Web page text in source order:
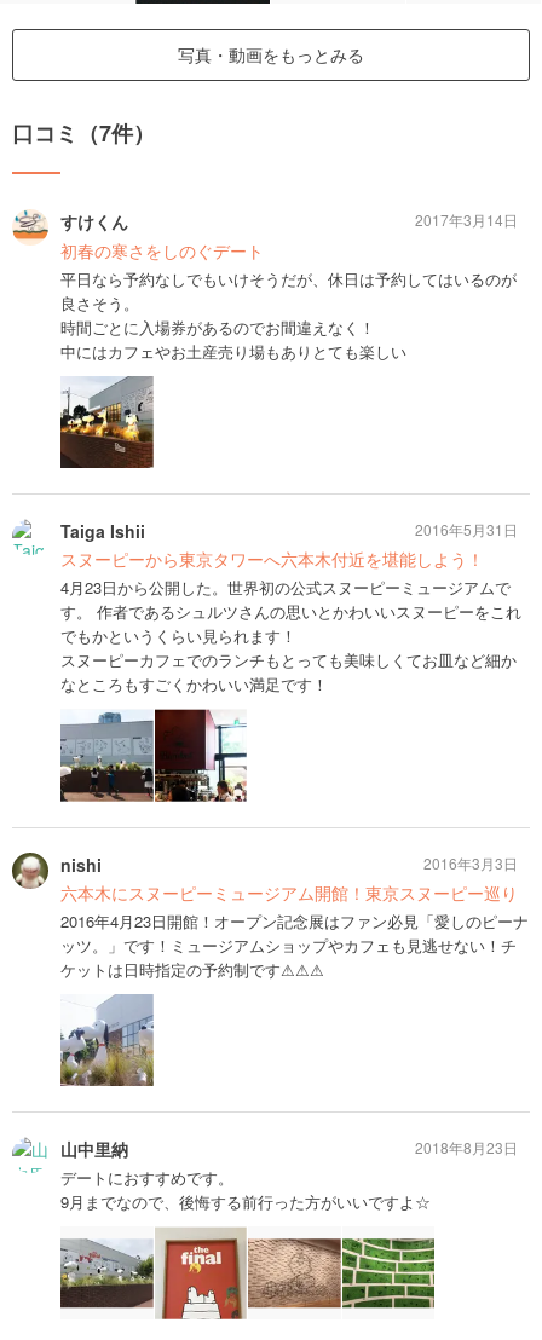
写真・動画をもっとみる
口コミ（7件）
すけくん
初春の寒さをしのぐデート
平日なら予約なしでもいけそうだが、休日は予約してはいるのが
良さそう。
時間ごとに入場券があるのでお間違えなく！
中にはカフェやお土産売り場もありとても楽しい
2017年3月14日
Taiga Ishii
スヌーピーから東京タワーへ六本木付近を堪能しよう！
4月23日から公開した。世界初の公式スヌーピーミュージアムで
す。 作者であるシュルツさんの思いとかわいいスヌーピーをこれ
でもかというくらい見られます！
スヌーピーカフェでのランチもとっても美味しくてお皿など細か
なところもすごくかわいい満足です！
2016年5月31日
nishi
六本木にスヌーピーミュージアム開館！東京スヌーピー巡り
2016年4月23日開館！オープン記念展はファン必見「愛しのピーナ
ッツ。」です！ミュージアムショップやカフェも見逃せない！チ
ケットは日時指定の予約制です⚠︎⚠︎⚠︎
2016年3月3日
山中里納
デートにおすすめです。
9月までなので、後悔する前行った方がいいですよ☆
2018年8月23日